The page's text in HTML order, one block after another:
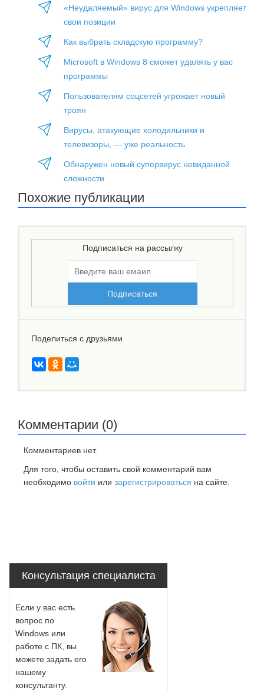
«Неудаляемый» вирус для Windows укрепляет
свои позиции
Как выбрать складскую программу?
Microsoft в Windows 8 сможет удалять у вас
программы
Пользователям соцсетей угрожает новый
троян
Вирусы, атакующие холодильники и
телевизоры, — уже реальность
Обнаружен новый супервирус невиданной
сложности
Похожие публикации
Подписаться на рассылку
Поделиться с друзьями
Комментарии (0)
Комментариев нет.
Для того, чтобы оставить свой комментарий вам
необходимо войти или зарегистрироваться на сайте.
Консультация специалиста
Если у вас есть
вопрос по
Windows или
работе с ПК, вы
можете задать его
нашему
консультанту.